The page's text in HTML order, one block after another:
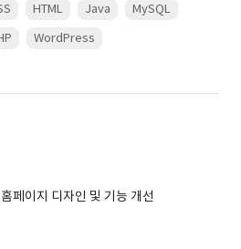
HTML Java
MySQL
WordPress
페이지 디자인 및 기능 개선